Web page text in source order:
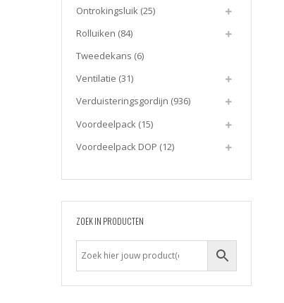
Ontrokingsluik (25)
Rolluiken (84)
Tweedekans (6)
Ventilatie (31)
Verduisteringsgordijn (936)
Voordeelpack (15)
Voordeelpack DOP (12)
ZOEK IN PRODUCTEN